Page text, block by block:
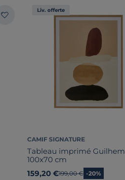
Liv. offerte
CAMIF SIGNATURE
Tableau imprimé Guilhem
100x70 cm
159,20 €Ancien prix
199,00 € -20%